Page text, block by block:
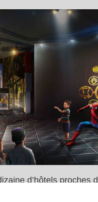
d’hôtels proches
forcément un